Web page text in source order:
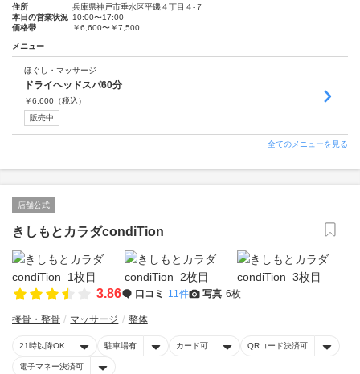
住所
兵庫県神戸市垂水区平磯４丁目４-７
本日の営業状況 10:00〜17:00
価格帯
￥6,600〜￥7,500
メニュー
ほぐし・マッサージ
ドライヘッドスパ60分
￥6,600 （税込）
販売中
全てのメニューを見る
店舗公式
きしもとカラダcondiTion
3.86 口コミ 11件 写真 6枚
接骨・整骨 マッサージ 整体
21時以降OK 駐車場有 カード可 QRコード決済可
電子マネー決済可